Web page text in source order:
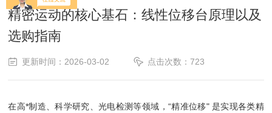
精密运动的核心基石：线性位移台原理以及
选购指南
更新时间：2026-03-02 点击次数：723
在高*制造、科学研究、光电检测等领域，“精准位移" 是实现各类精